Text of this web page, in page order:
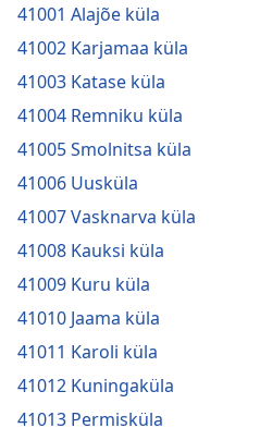
41001 Alajõe küla
41002 Karjamaa küla
41003 Katase küla
41004 Remniku küla
41005 Smolnitsa küla
41006 Uusküla
41007 Vasknarva küla
41008 Kauksi küla
41009 Kuru küla
41010 Jaama küla
41011 Karoli küla
41012 Kuningaküla
41013 Permisküla